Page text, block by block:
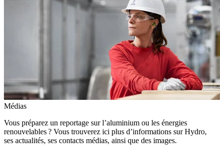
Médias
Vous préparez un reportage sur l’aluminium ou les énergies
renouvelables ? Vous trouverez ici plus d’informations sur Hydro,
ses actualités, ses contacts médias, ainsi que des images.